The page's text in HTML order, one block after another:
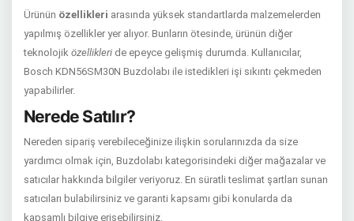
Ürünün özellikleri arasında yüksek standartlarda malzemelerden
yapılmış özellikler yer alıyor. Bunların ötesinde, ürünün diğer
teknolojik özellikleri de epeyce gelişmiş durumda. Kullanıcılar,
Bosch KDN56SM30N Buzdolabı ile istedikleri işi sıkıntı çekmeden
yapabilirler.
Nerede Satılır?
Nereden sipariş verebileceğinize ilişkin sorularınızda da size
yardımcı olmak için, Buzdolabı kategorisindeki diğer mağazalar ve
satıcılar hakkında bilgiler veriyoruz. En süratli teslimat şartları sunan
satıcıları bulabilirsiniz ve garanti kapsamı gibi konularda da
kapsamlı bilgiye erişebilirsiniz.